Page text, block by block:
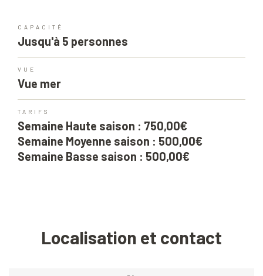
CAPACITÉ
Jusqu'à 5 personnes
VUE
Vue mer
TARIFS
Semaine Haute saison : 750,00€
Semaine Moyenne saison : 500,00€
Semaine Basse saison : 500,00€
Localisation et contact